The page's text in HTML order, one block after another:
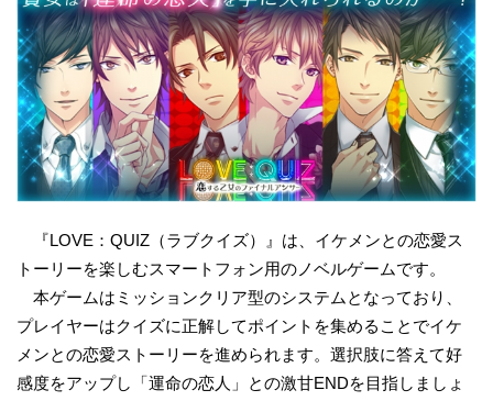
『LOVE：QUIZ（ラブクイズ）』は、イケメンとの恋愛ス
トーリーを楽しむスマートフォン用のノベルゲームです。
本ゲームはミッションクリア型のシステムとなっており、
プレイヤーはクイズに正解してポイントを集めることでイケ
メンとの恋愛ストーリーを進められます。選択肢に答えて好
感度をアップし「運命の恋人」との激甘ENDを目指しましょ